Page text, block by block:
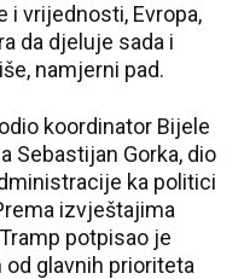
i vrijednosti, Evropa,
da djeluje sada i
namjerni pad.
koordinator Bijele
Sebastijan Gorka, dio
ka politici
izvještajima
potpisao je
glavnih prioriteta